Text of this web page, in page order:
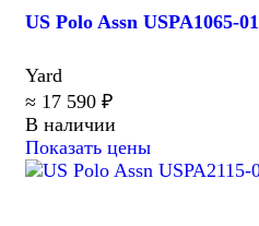
US Polo Assn USPA1065-01
Yard
≈ 17 590 ₽
В наличии
Показать цены